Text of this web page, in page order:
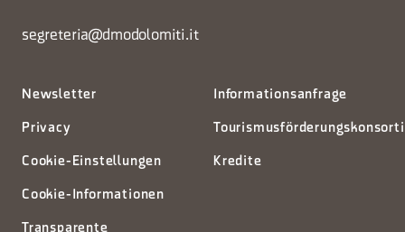
segreteria@dmodolomiti.it
Newsletter
Privacy
Cookie-Einstellungen
Cookie-Informationen
Transparente
Informationsanfrage
Kredite